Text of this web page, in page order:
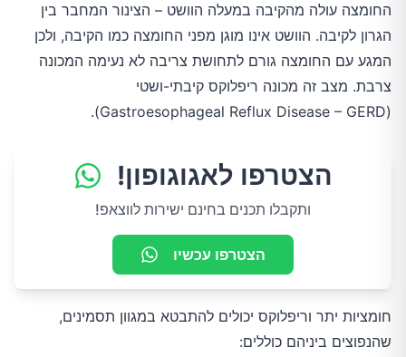
החומצה עולה מהקיבה במעלה הוושט – הצינור המחבר בין
הגרון לקיבה. הוושט אינו מוגן מפני החומצה כמו הקיבה, ולכן
המגע עם החומצה גורם לתחושת צריבה לא נעימה המכונה
צרבת. מצב זה מכונה ריפלוקס קיבתי-ושטי
(Gastroesophageal Reflux Disease – GERD).
הצטרפו לאגוגופון!
ותקבלו תכנים בחינם ישירות לווצאפ!
הצטרפו עכשיו
חומציות יתר וריפלוקס יכולים להתבטא במגוון תסמינים,
שהנפוצים ביניהם כוללים: